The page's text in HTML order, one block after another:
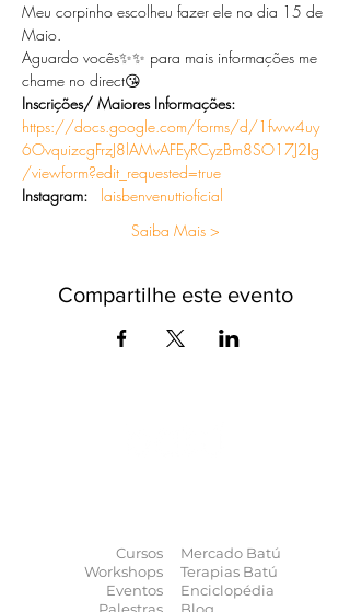
Meu corpinho escolheu fazer ele no dia 15 de
Maio.
Aguardo vocês✨✨ para mais informações me
chame no direct😘
Inscrições/ Maiores Informações:
https://docs.google.com/forms/d/1fww4uy
6OvquizcgFrzJ8lAMvAFEyRCyzBm8SO17J2Ig
/viewform?edit_requested=true
Instagram:
laisbenvenuttioficial
Saiba Mais >
Compartilhe este evento
Cursos
Workshops
Eventos
Mercado Batú
Terapias Batú
Enciclopédia